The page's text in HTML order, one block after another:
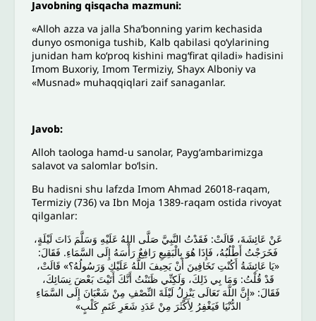
Javobning qisqacha mazmuni:
«Alloh azza va jalla Shaʼbonning yarim kechasida
dunyo osmoniga tushib, Kalb qabilasi qoʻylarining
junidan ham koʻproq kishini magʻfirat qiladi» hadisini
Imom Buxoriy, Imom Termiziy, Shayx Alboniy va
«Musnad» muhaqqiqlari zaif sanaganlar.
Javob:
Alloh taologa hamd-u sanolar, Paygʻambarimizga
salavot va salomlar boʻlsin.
Bu hadisni shu lafzda Imom Ahmad 26018-raqam,
Termiziy (736) va Ibn Moja 1389-raqam ostida rivoyat
qilganlar:
عَنْ عَائِشَةَ، قَالَتْ: فَقَدْتُ النَّبِيَّ صَلَّى اللهُ عَلَيْهِ وَسَلَّمَ ذَاتَ لَيْلَةٍ،
فَخَرَجْتُ أَطْلُبُهُ، فَإِذَا هُوَ بِالْبَقِيعِ رَافِعٌ رَأْسَهُ إِلَى السَّمَاءِ. فَقَالَ:
«يَا عَائِشَةُ أَكُنْتِ تَخَافِينَ أَنْ يَحِيفَ اللَّهُ عَلَيْكِ وَرَسُولُهُ؟» قَالَتْ،
قَدْ قُلْتُ: وَمَا بِي ذَلِكَ، وَلَكِنِّي ظَنَنْتُ أَنَّكَ أَتَيْتَ بَعْضَ نِسَائِكَ،
فَقَالَ: «إِنَّ اللَّهَ تَعَالَى يَنْزِلُ لَيْلَةَ النِّصْفِ مِنْ شَعْبَانَ إِلَى السَّمَاءِ
الدُّنْيَا فَيَغْفِرُ لِأَكْثَرَ مِنْ عَدَدِ شَعَرِ غَنَمِ كَلْبٍ»